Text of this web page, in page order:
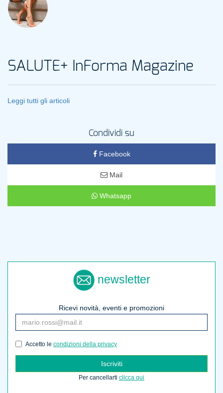
SALUTE+ InForma Magazine
Leggi tutti gli articoli
Condividi su
Facebook
Mail
Whatsapp
newsletter
Ricevi novità, eventi e promozioni
Accetto le condizioni della privacy
Iscriviti
Per cancellarti clicca qui